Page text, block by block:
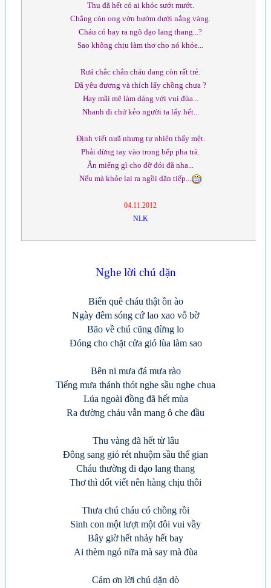
Thu đã hết có ai khóc sướt mướt.
Chẳng còn ong vờn bướm dưới nắng vàng.
Cháu có hay ra ngõ dạo lang thang...?
Sao không chịu làm thơ cho nó khỏe...
Rưá chắc chắn cháu đang còn rất trẻ.
Đã yêu đương và thích lấy chồng chưa ?
Hay mãi mê làm dáng với vui đùa...
Nhanh đi chứ kẻo người ta lấy hết...
Định viết nưã nhưng tự nhiên thấy mệt.
Phải dừng tay vào trong bếp pha trà.
Ăn miếng gì cho đỡ đói đã nha...
Nếu mà khỏe lại ra ngồi dặn tiếp...
04.11.2012
NLK
Nghe lời chú dặn
Biển quê cháu thật ồn ào
Ngày đêm sóng cứ lao xao vỗ bờ
Bão về chú cũng đừng lo
Đóng cho chặt cửa gió lùa làm sao
Bên ni mưa đá mưa rào
Tiếng mưa thánh thót nghe sầu nghe chua
Lúa ngoài đồng đã hết mùa
Ra đường cháu vẫn mang ô che đầu
Thu vàng đã hết từ lâu
Đông sang gió rét nhuộm sầu thế gian
Cháu thường đi dạo lang thang
Thơ thì dốt viết nên hàng chịu thôi
Thưa chú cháu có chồng rồi
Sinh con một lượt một đôi vui vầy
Bây giờ hết nhảy hết bay
Ai thèm ngó nữa mà say mà đùa
Cám ơn lời chú dặn dò